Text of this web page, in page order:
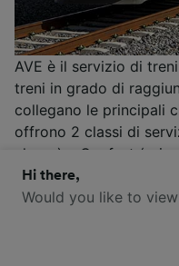
AVE è il servizio di
treni in grado di
collegano le principali
offrono 2 classi di
classe) e Confort
dispongono di aria
connessione Wi-Fi
sono i biglietti
Básico (piu'
Hi there,
Would you like to